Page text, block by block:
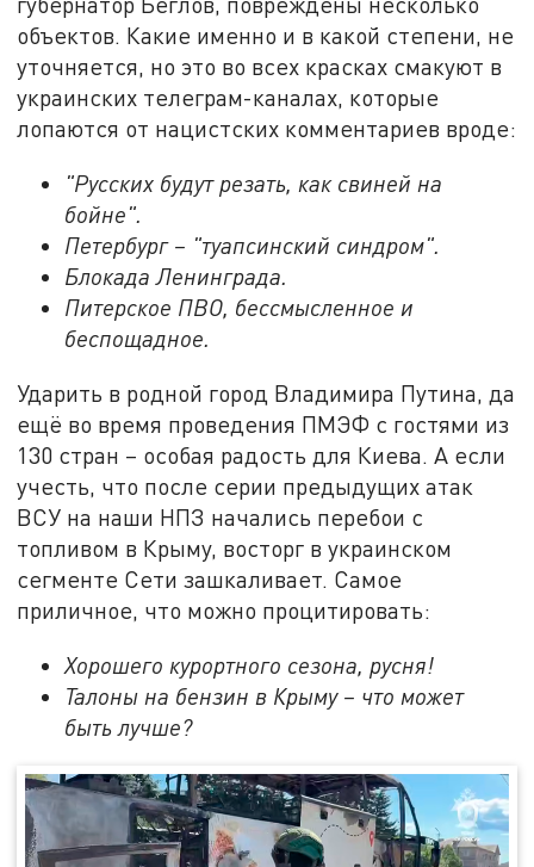
объектов. Какие именно и в какой степени, не
уточняется, но это во всех красках смакуют в
украинских телеграм-каналах, которые
лопаются от нацистских комментариев вроде:
"Русских будут резать, как свиней на
бойне".
Петербург – "туапсинский синдром".
Блокада Ленинграда.
Питерское ПВО, бессмысленное и
беспощадное.
Ударить в родной город Владимира Путина, да
ещё во время проведения ПМЭФ с гостями из
130 стран – особая радость для Киева. А если
учесть, что после серии предыдущих атак
ВСУ на наши НПЗ начались перебои с
топливом в Крыму, восторг в украинском
сегменте Сети зашкаливает. Самое
приличное, что можно процитировать:
Хорошего курортного сезона, русня!
Талоны на бензин в Крыму – что может
быть лучше?